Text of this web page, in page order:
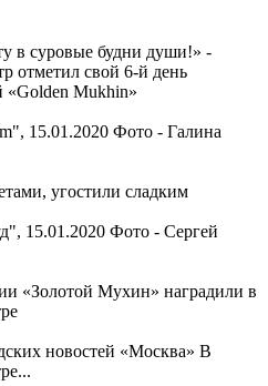
в суровые будни души!» -
отметил свой 6-й день
«Golden Mukhin»
15.01.2020 Фото - Галина
угостили сладким
15.01.2020 Фото - Сергей
«Золотой Мухин» наградили в
новостей «Москва» В